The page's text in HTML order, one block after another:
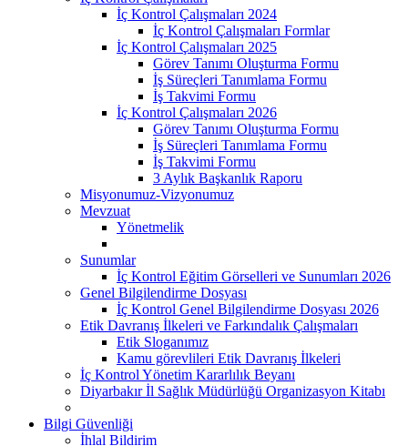
İç Kontrol Çalışmaları 2024
İç Kontrol Çalışmaları Formlar
İç Kontrol Çalışmaları 2025
Görev Tanımı Oluşturma Formu
İş Süreçleri Tanımlama Formu
İş Takvimi Formu
İç Kontrol Çalışmaları 2026
Görev Tanımı Oluşturma Formu
İş Süreçleri Tanımlama Formu
İş Takvimi Formu
3 Aylık Başkanlık Raporu
Misyonumuz-Vizyonumuz
Mevzuat
Yönetmelik
Sunumlar
İç Kontrol Eğitim Görselleri ve Sunumları 2026
Genel Bilgilendirme Dosyası
İç Kontrol Genel Bilgilendirme Dosyası 2026
Etik Davranış İlkeleri ve Farkındalık Çalışmaları
Etik Sloganımız
Kamu görevlileri Etik Davranış İlkeleri
İç Kontrol Yönetim Kararlılık Beyanı
Diyarbakır İl Sağlık Müdürlüğü Organizasyon Kitabı
Bilgi Güvenliği
İhlal Bildirim